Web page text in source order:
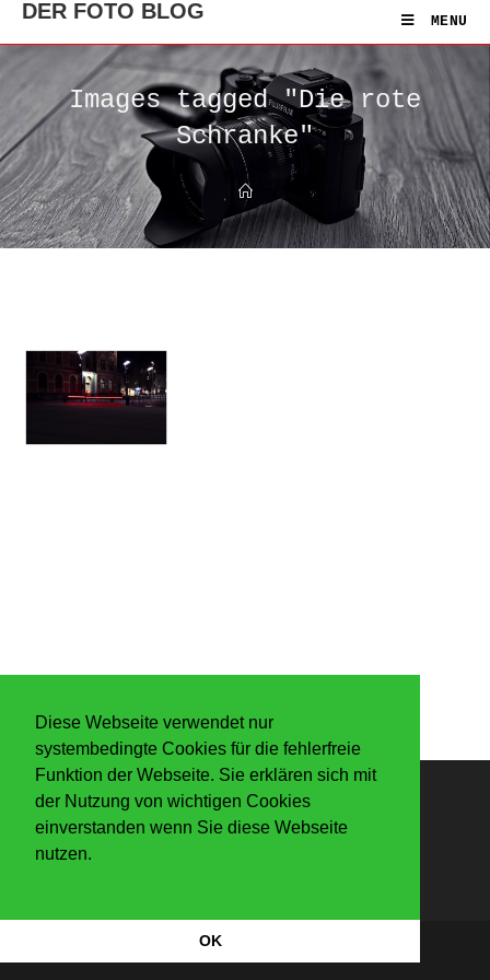
Diese Webseite verwendet nur
systembedingte Cookies für die fehlerfreie
Funktion der Webseite. Sie erklären sich mit
der Nutzung von wichtigen Cookies
einverstanden wenn Sie diese Webseite
nutzen.
OK
DER FOTO BLOG MENU
Images tagged "Die rote
Schranke"
Anmelden
Datenschutzerkärung